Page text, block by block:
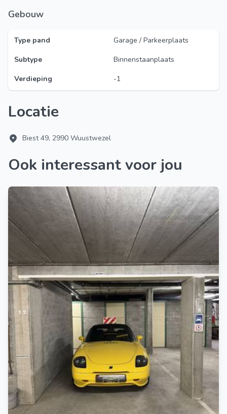
Gebouw
Type pand
Garage / Parkeerplaats
Subtype
Binnenstaanplaats
Verdieping
-1
Locatie
Biest 49, 2990 Wuustwezel
Ook interessant voor jou